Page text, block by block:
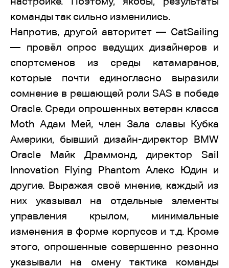
команды так сильно изменились.
Напротив, другой авторитет — CatSailing
— провёл опрос ведущих дизайнеров и
спортсменов из среды катамаранов,
которые почти единогласно выразили
сомнение в решающей роли SAS в победе
Oracle. Среди опрошенных ветеран класса
Moth Адам Мей, член Зала славы Кубка
Америки, бывший дизайн-директор BMW
Oracle Майк Драммонд, директор Sail
Innovation Flying Phantom Алекс Юдин и
другие. Выражая своё мнение, каждый из
них указывал на отдельные элементы
управления крылом, минимальные
изменения в форме корпусов и т.д. Кроме
этого, опрошенные совершенно резонно
указывали на смену тактика команды